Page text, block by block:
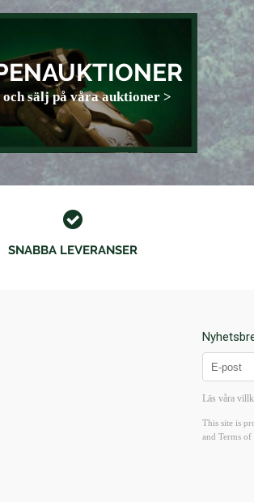
sälj på våra auktioner >
SNABBA LEVERANSER
Läs våra
This site is
and Terms of